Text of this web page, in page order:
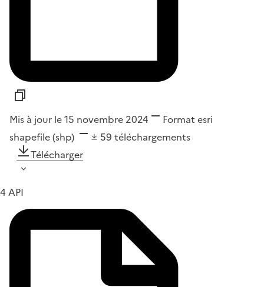
Mis à jour le 15 novembre 2024 Format esri
shapefile (shp)
59 téléchargements
Télécharger
4 API